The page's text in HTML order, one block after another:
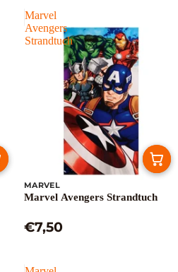
Marvel
Avengers
Strandtuch
MARVEL
Marvel Avengers Strandtuch
€7,50